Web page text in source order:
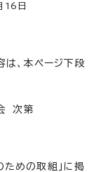
16 日
は、本ページ下段
次第
ための取組」に掲